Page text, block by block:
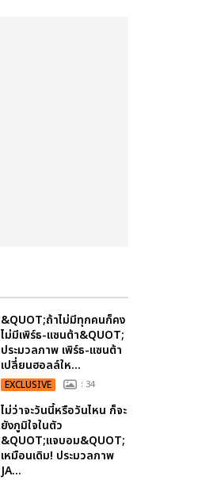
&QUOT;ถ้าไม่มีทุกคนก็คง
ไม่มีเพิร์ธ-แซนต้า&QUOT;
ประมวลภาพ เพิร์ธ-แซนต้า
เปลี่ยนฮอลล์ให...
EXCLUSIVE : 34
ไม่ว่าจะวันนี้หรือวันไหน ก็จะ
ยังภูมิใจในตัว
&QUOT;แจบอม&QUOT;
เหมือนเดิม! ประมวลภาพ
JA...